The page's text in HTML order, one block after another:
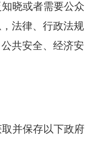
晓或者需要公众
法律、行政法规
共安全、经济安
并保存以下政府